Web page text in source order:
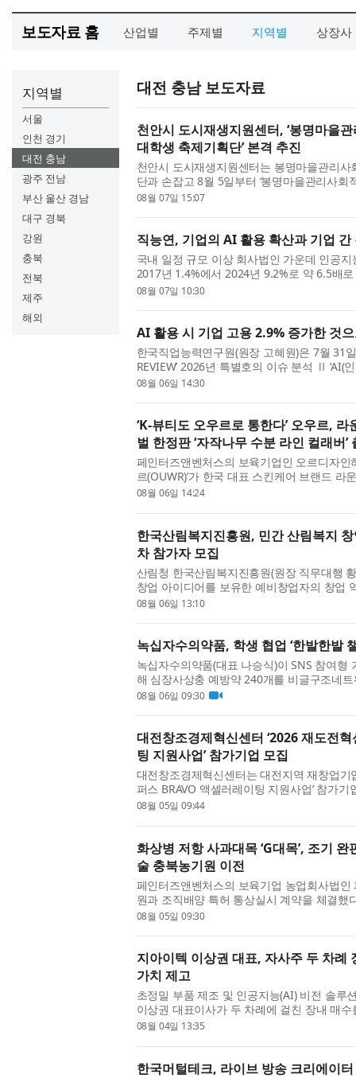
보도자료 홈 산업별 주제별 지역별 상장사
지역별
서울
인천 경기
대전 충남
광주 전남
부산 울산 경남
대구 경북
강원
충북
전북
제주
해외
대전 충남 보도자료
천안시 도시재생지원센터, ‘봉명마을
대학생 축제기획단’ 본격 추진
천안시 도시재생지원센터는 봉명마을관리
단과 손잡고 8월 5일부터 ‘봉명마을관리사
기획단’의 본격적인 운영을 시작했다고 밝
08월 07일 15:07
직능연, 기업의 AI 활용 확산과 기업 간
국내 일정 규모 이상 회사법인 가운데 인공
2017년 1.4%에서 2024년 9.2%로 약 6.5배
은 10%에 못 미쳤으며, 기업 규모와 산업에
08월 07일 10:30
AI 활용 시 기업 고용 2.9% 증가한 것
한국직업능력연구원(원장 고혜원)은 7월 31
REVIEW’ 2026년 특별호의 이슈 분석 Ⅱ ‘AI(
업활동조사’ 패널로 본 AI 활용의 고용 효과’
08월 06일 14:30
‘K-뷰티도 오우르로 통한다’ 오우르,
벌 한정판 ‘자작나무 수분 라인 컬래버’
페인터즈앤벤처스의 보육기업인 오르디자인
르(OUWR)’가 한국 대표 스킨케어 브랜드
영 글로벌(Olive Young US) 한정판 컬렉션
08월 06일 14:24
한국산림복지진흥원, 민간 산림복지 창
차 참가자 모집
산림청 한국산림복지진흥원(원장 직무대행
창업 아이디어를 보유한 예비창업자의 창업
민간 산림복지 창업·성장 패키지 FOR:SEED(
08월 06일 13:10
녹십자수의약품, 학생 협업 ‘한발한발
녹십자수의약품(대표 나승식)이 SNS 참여형
해 심장사상충 예방약 240개를 비글구조네
다. ‘한발한발 챌린지’는 페이스튼국제학교
08월 06일 09:30
대전창조경제혁신센터 ‘2026 재도전
팅 지원사업’ 참가기업 모집
대전창조경제혁신센터는 대전지역 재창업기
퍼스 BRAVO 액셀러레이팅 지원사업’ 참가
밝혔다. 이번 사업은 대전지역 재창업기업을
08월 05일 09:44
화상병 저항 사과대목 ‘G대목’, 조기
술 충북농기원 이전
페인터즈앤벤처스의 보육기업 농업회사법
원과 조직배양 특허 통상실시 계약을 체결했
항성 사과대목 기내 대량증식 배양 방법’에
08월 05일 09:30
지아이텍 이상권 대표, 자사주 두 차
가치 제고
초정밀 부품 제조 및 인공지능(AI) 비전 솔루
이상권 대표이사가 두 차례에 걸친 장내 매
득했다고 밝혔다. 공시에 따르면 이상권 대
08월 04일 13:35
한국머털테크, 라이브 방송 크리에이